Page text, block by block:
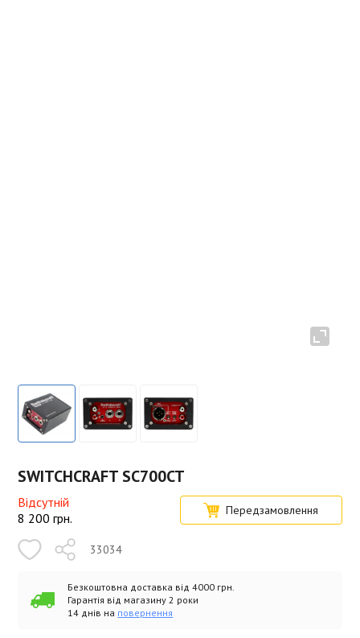
SWITCHCRAFT SC700CT
Відсутній
8 200 грн. Передзамовлення
33034
Безкоштовна доставка від 4000 грн.
Гарантія від магазину 2 роки
14 днів на повернення